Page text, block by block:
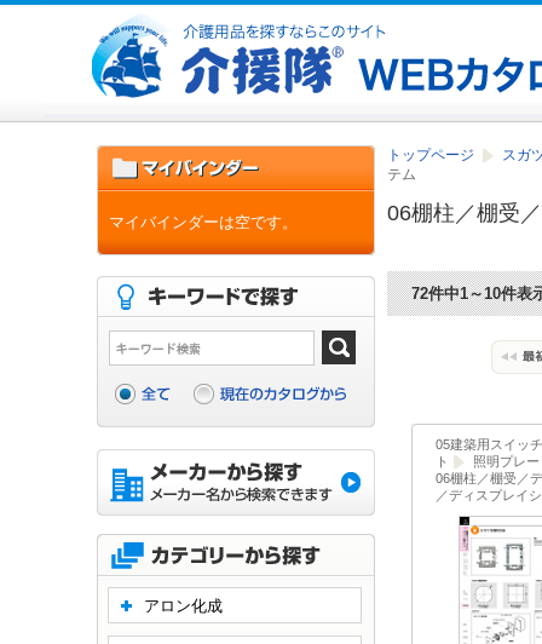
トップページ
スガ
テム
06棚柱／棚受
72件中1～10件表
05建築用スイッ
ト
照明プレー
06棚柱／棚受／
／ディスプレイ
マイバインダーは空です。
アロン化成